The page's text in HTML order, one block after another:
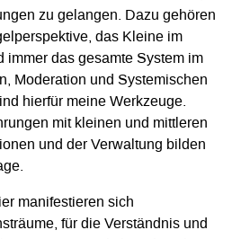
zu gelangen. Dazu gehören
das Kleine im
immer das gesamte System im
Moderation und Systemischen
hierfür meine Werkzeuge.
mit kleinen und mittleren
und der Verwaltung bilden
manifestieren sich
für die Verständnis und